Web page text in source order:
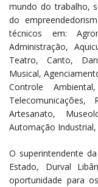
mundo do trabalho,
do
técnicos em:
Administração,
Teatro, Canto,
Musical,
Controle
Artesanato,
Automação
O superintendente
Estado, Durval
oportunidade para